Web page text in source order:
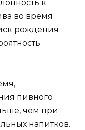
к
во время
рождения
пивного
чем при
напитков.